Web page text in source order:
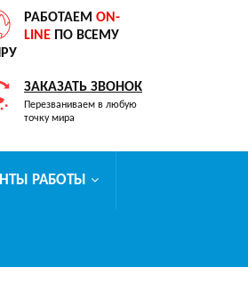
РАБОТАЕМ ON-
LINE ПО ВСЕМУ
ЗАКАЗАТЬ ЗВОНОК
Перезваниваем в любую
точку мира
РАБОТЫ